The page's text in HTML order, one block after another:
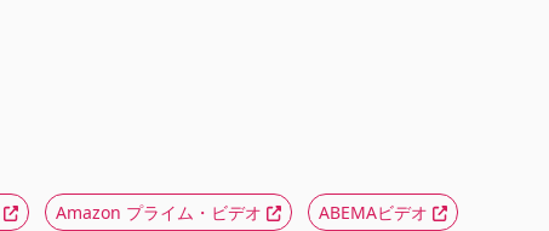
Amazon プライム・ビデオ ABEMAビデオ